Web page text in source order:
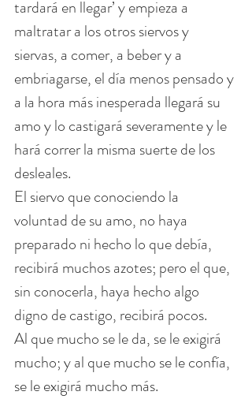
tardará en llegar’ y empieza a
maltratar a los otros siervos y
siervas, a comer, a beber y a
embriagarse, el día menos pensado y
a la hora más inesperada llegará su
amo y lo castigará severamente y le
hará correr la misma suerte de los
desleales.
El siervo que conociendo la
voluntad de su amo, no haya
preparado ni hecho lo que debía,
recibirá muchos azotes; pero el que,
sin conocerla, haya hecho algo
digno de castigo, recibirá pocos.
Al que mucho se le da, se le exigirá
mucho; y al que mucho se le confía,
se le exigirá mucho más.